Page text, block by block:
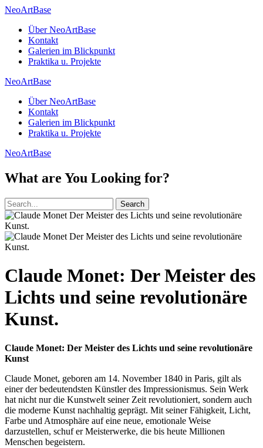
NeoArtBase
Über NeoArtBase
Kontakt
Galerien im Blickpunkt
Praktika u. Projekte
NeoArtBase
Über NeoArtBase
Kontakt
Galerien im Blickpunkt
Praktika u. Projekte
NeoArtBase
What are You Looking for?
Search
Claude Monet: Der Meister des
Lichts und seine revolutionäre
Kunst.
Claude Monet: Der Meister des Lichts und seine revolutionäre
Kunst
Claude Monet, geboren am 14. November 1840 in Paris, gilt als
einer der bedeutendsten Künstler des Impressionismus. Sein Werk
hat nicht nur die Kunstwelt seiner Zeit revolutioniert, sondern auch
die moderne Kunst nachhaltig geprägt. Mit seiner Fähigkeit, Licht,
Farbe und Atmosphäre auf eine neue, emotionale Weise
darzustellen, schuf er Meisterwerke, die bis heute Millionen
Menschen begeistern.